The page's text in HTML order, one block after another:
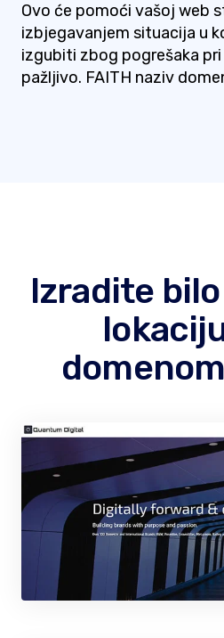
Ovo će pomoći vašoj web
izbjegavanjem situacija u
izgubiti zbog pogrešaka
pažljivo. FAITH naziv
Izradite